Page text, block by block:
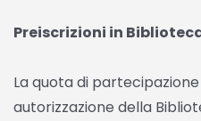
Preiscrizioni in
La quota di
autorizzazione della